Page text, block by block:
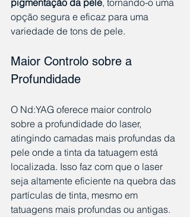
pigmentação da pele, tornando-o uma
opção segura e eficaz para uma
variedade de tons de pele.
Maior Controlo sobre a
Profundidade
O Nd:YAG oferece maior controlo
sobre a profundidade do laser,
atingindo camadas mais profundas da
pele onde a tinta da tatuagem está
localizada. Isso faz com que o laser
seja altamente eficiente na quebra das
partículas de tinta, mesmo em
tatuagens mais profundas ou antigas.